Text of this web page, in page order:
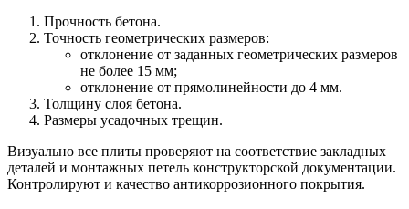
Прочность бетона.
Точность геометрических размеров:
отклонение от заданных геометрических размеров
не более 15 мм;
отклонение от прямолинейности до 4 мм.
Толщину слоя бетона.
Размеры усадочных трещин.
Визуально все плиты проверяют на соответствие закладных
деталей и монтажных петель конструкторской документации.
Контролируют и качество антикоррозионного покрытия.